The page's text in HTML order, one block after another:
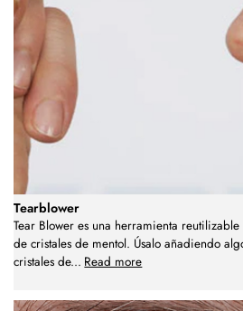
Tearblower
Tear Blower es una herramienta
de cristales de mentol. Úsalo añadiendo
cristales de... Read more